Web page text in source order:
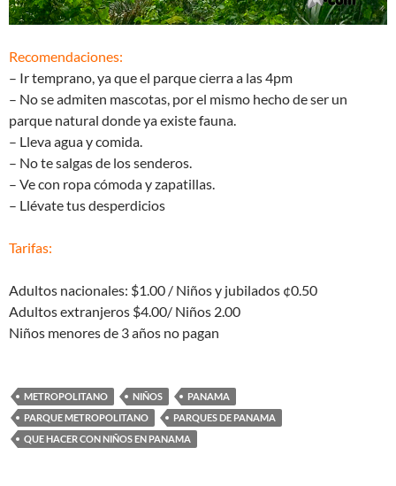
Recomendaciones:
– Ir temprano, ya que el parque cierra a las 4pm
– No se admiten mascotas, por el mismo hecho de ser un
parque natural donde ya existe fauna.
– Lleva agua y comida.
– No te salgas de los senderos.
– Ve con ropa cómoda y zapatillas.
– Llévate tus desperdicios
Tarifas:
Adultos nacionales: $1.00 / Niños y jubilados ¢0.50
Adultos extranjeros $4.00/ Niños 2.00
Niños menores de 3 años no pagan
METROPOLITANO NIÑOS
PANAMA
PARQUE METROPOLITANO
PARQUES DE PANAMA
QUE HACER CON NIÑOS EN PANAMA